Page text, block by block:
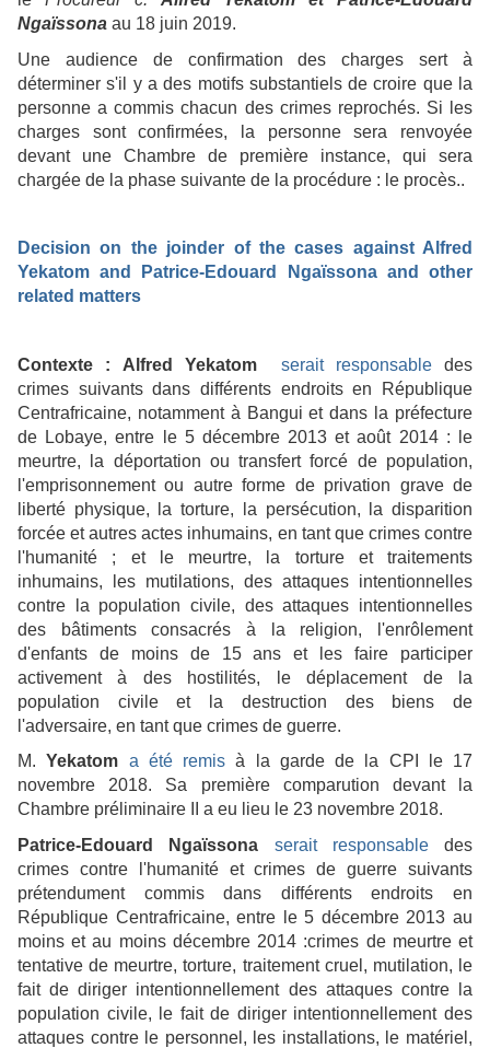
Ngaïssona au 18 juin 2019.
Une audience de confirmation des charges sert à
déterminer s'il y a des motifs substantiels de croire que la
personne a commis chacun des crimes reprochés. Si les
charges sont confirmées, la personne sera renvoyée
devant une Chambre de première instance, qui sera
chargée de la phase suivante de la procédure : le procès..
Decision on the joinder of the cases against Alfred
Yekatom and Patrice-Edouard Ngaïssona and other
related matters
Contexte : Alfred Yekatom serait responsable des
crimes suivants dans différents endroits en République
Centrafricaine, notamment à Bangui et dans la préfecture
de Lobaye, entre le 5 décembre 2013 et août 2014 : le
meurtre, la déportation ou transfert forcé de population,
l'emprisonnement ou autre forme de privation grave de
liberté physique, la torture, la persécution, la disparition
forcée et autres actes inhumains, en tant que crimes contre
l'humanité ; et le meurtre, la torture et traitements
inhumains, les mutilations, des attaques intentionnelles
contre la population civile, des attaques intentionnelles
des bâtiments consacrés à la religion, l'enrôlement
d'enfants de moins de 15 ans et les faire participer
activement à des hostilités, le déplacement de la
population civile et la destruction des biens de
l'adversaire, en tant que crimes de guerre.
M.Yekatom a été remis à la garde de la CPI le 17
novembre 2018. Sa première comparution devant la
Chambre préliminaire II a eu lieu le 23 novembre 2018.
Patrice-Edouard Ngaïssona
serait responsabledes
crimes contre l'humanité et crimes de guerre suivants
prétendument commis dans différents endroits en
République Centrafricaine, entre le 5 décembre 2013 au
moins et au moins décembre 2014 :crimes de meurtre et
tentative de meurtre, torture, traitement cruel, mutilation, le
fait de diriger intentionnellement des attaques contre la
population civile, le fait de diriger intentionnellement des
attaques contre le personnel, les installations, le matériel,